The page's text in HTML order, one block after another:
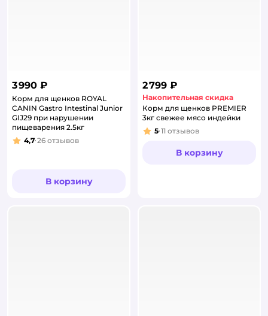
3 990 ₽
Корм для щенков ROYAL
CANIN Gastro Intestinal Junior
GIJ29 при нарушении
пищеварения 2.5кг
Рейтинг:
4,7 26 отзывов
В корзину
2 799 ₽
Накопительная скидка
Корм для щенков PREMIER
3кг свежее мясо индейки
Рейтинг:
5 11 отзывов
В корзину